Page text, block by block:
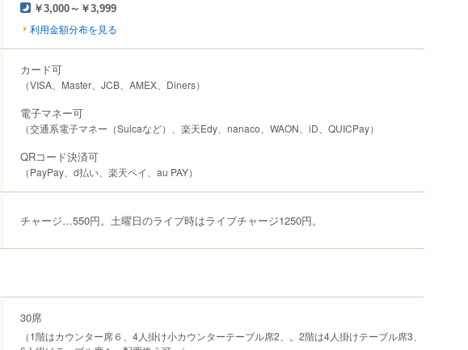
￥3,000～￥3,999
利用金額分布を見る
カード可
（VISA、Master、JCB、AMEX、Diners）
電子マネー可
（交通系電子マネー（Suicaなど）、楽天Edy、nanaco、WAON、iD、QUICPay）
QRコード決済可
（PayPay、d払い、楽天ペイ、au PAY）
チャージ…550円。土曜日のライブ時はライブチャージ1250円。
30席
（1階はカウンター席６、4人掛け小カウンターテーブル席2、。2階は4人掛けテーブル席3、